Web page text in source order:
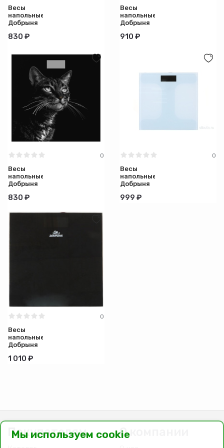
Вид
Весы
напольные
Добрыня
Поляна
830 ₽
Весы
напольные
Добрыня
Килиманджаро
910 ₽
0
Весы
напольные
Добрыня
Чёрный
830 ₽
0
Весы
напольные
Добрыня
999 ₽
0
Весы
напольные
Добрыня
электронные.
1 010 ₽
Покупателям О компании
Мы используем cookie